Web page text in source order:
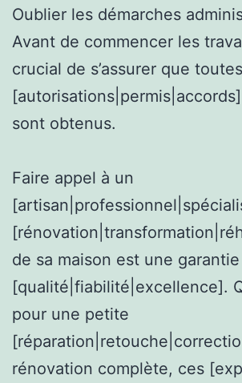
Oublier les démarches
Avant de commencer les
crucial de s’assurer que
sont obtenus.
Faire appel à un
de sa maison est une
[qualité|fiabilité|excellence].
pour une petite
rénovation complète, ces